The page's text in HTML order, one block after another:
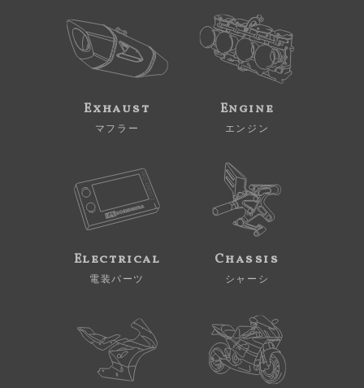
Exhaust
マフラー
Engine
エンジン
Electrical
電装パーツ
Chassis
シャーシ